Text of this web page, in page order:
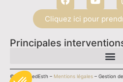
Cliquez ici pour
Principales
©2026 MedEsth – Mentions légales – Gestion